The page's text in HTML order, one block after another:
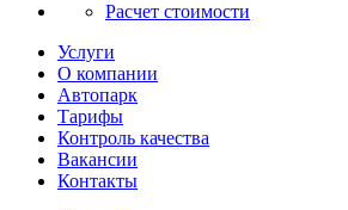
Расчет стоимости
Услуги
О компании
Автопарк
Тарифы
Контроль качества
Вакансии
Контакты